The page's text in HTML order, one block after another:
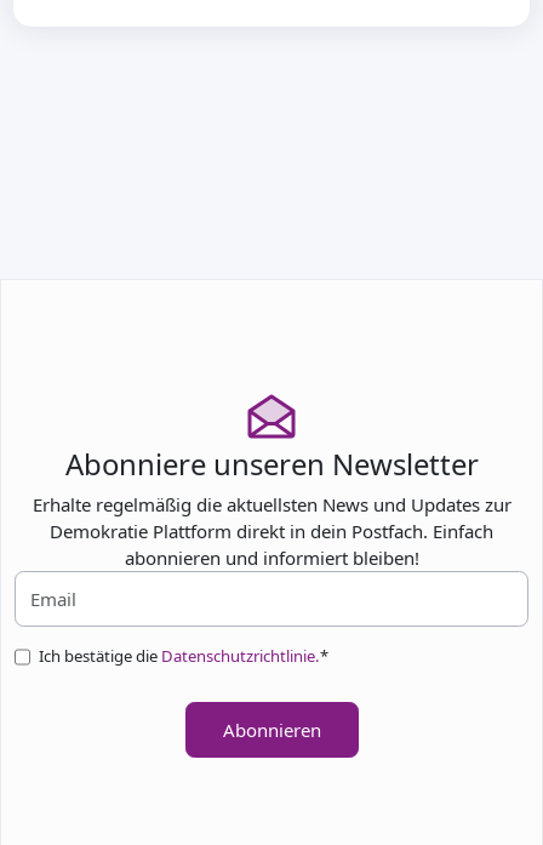
Abonniere unseren Newsletter
Erhalte regelmäßig die aktuellsten News und Updates zur
Demokratie Plattform direkt in dein Postfach. Einfach
abonnieren und informiert bleiben!
Ich bestätige die Datenschutzrichtlinie.*
Abonnieren